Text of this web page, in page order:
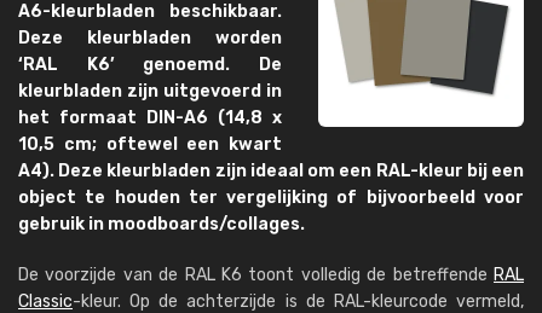
A6-kleurbladen beschikbaar.
Deze kleurbladen worden
‘RAL K6’ genoemd. De
kleurbladen zijn uitgevoerd in
het formaat DIN-A6 (14,8 x
10,5 cm; oftewel een kwart
A4). Deze kleurbladen zijn ideaal om een RAL-kleur bij een
object te houden ter vergelijking of bijvoorbeeld voor
gebruik in moodboards/collages.
De voorzijde van de RAL K6 toont volledig de betreffende RAL
Classic-kleur. Op de achterzijde is de RAL-kleurcode vermeld,